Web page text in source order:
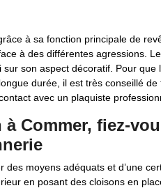
à sa fonction principale de
à des différentes agressions.
son aspect décoratif. Pour que
durée, il est très conseillé
avec un plaquiste
Commer, fiez-
moyens adéquats et d’une
en posant des cloisons en